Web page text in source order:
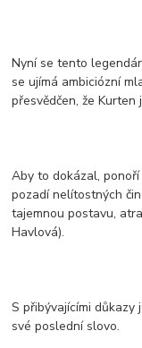
Nyní se tento
se ujímá ambiciózní
přesvědčen, že Kurten
Aby to dokázal,
pozadí nelítostných
tajemnou postavu,
Havlová).
S přibývajícími důkazy
své poslední slovo.